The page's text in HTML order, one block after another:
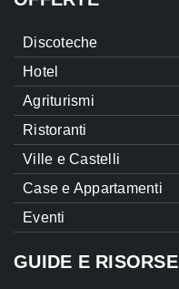
Discoteche
Hotel
Agriturismi
Ristoranti
Ville e Castelli
Case e Appartamenti
Eventi
GUIDE E RISORSE